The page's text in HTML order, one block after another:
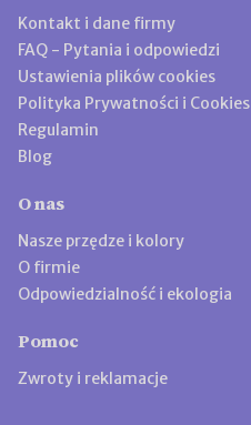
Kontakt i dane firmy
FAQ - Pytania i odpowiedzi
Ustawienia plików cookies
Polityka Prywatności i Cookies
Regulamin
Blog
O nas
Nasze przędze i kolory
O firmie
Odpowiedzialność i ekologia
Pomoc
Zwroty i reklamacje